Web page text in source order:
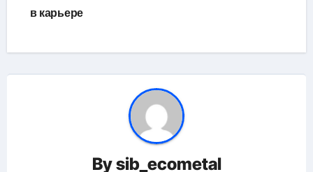
в карьере
Bysib_ecometal